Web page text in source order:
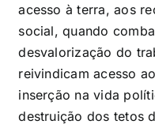
acesso à terra, aos
social, quando
desvalorização do
reivindicam acesso
inserção na vida
destruição dos tetos